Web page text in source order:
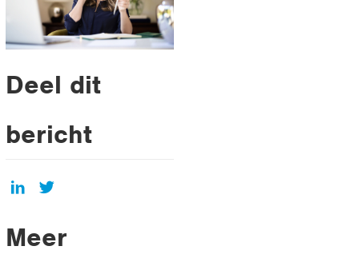
Deel dit
bericht
Meer